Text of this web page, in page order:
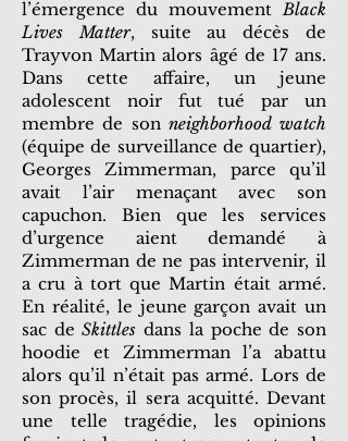
l’émergence du mouvementBlack
Lives Matter, suite au décès de
Trayvon Martin alors âgé de 17 ans.
Dans cette affaire, un jeune
adolescent noir fut tué par un
membre de son neighborhood watch
(équipe de surveillance de quartier),
Georges Zimmerman, parce qu’il
avait l’air menaçant avec son
capuchon. Bien que les services
d’urgence aient demandé à
Zimmerman de ne pas intervenir, il
a cru à tort que Martin était armé.
En réalité, le jeune garçon avait un
sac deSkittlesdans la poche de son
hoodie et Zimmerman l’a abattu
alors qu’il n’était pas armé. Lors de
son procès, il sera acquitté. Devant
une telle tragédie, les opinions